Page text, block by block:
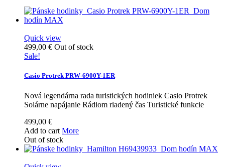
Quick view
499,00 € Out of stock
Sale!
Casio Protrek PRW-6900Y-1ER
Nová legendárna rada turistických hodiniek Casio Protrek
Solárne napájanie Rádiom riadený čas Turistické funkcie
499,00 €
Add to cart More
Out of stock